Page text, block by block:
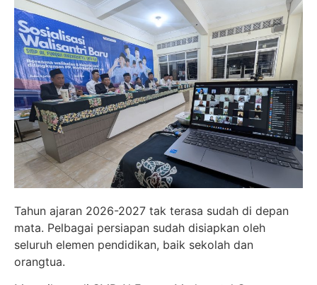
Tahun ajaran 2026-2027 tak terasa sudah di depan
mata. Pelbagai persiapan sudah disiapkan oleh
seluruh elemen pendidikan, baik sekolah dan
orangtua.